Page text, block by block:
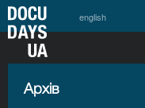
english
Архiв